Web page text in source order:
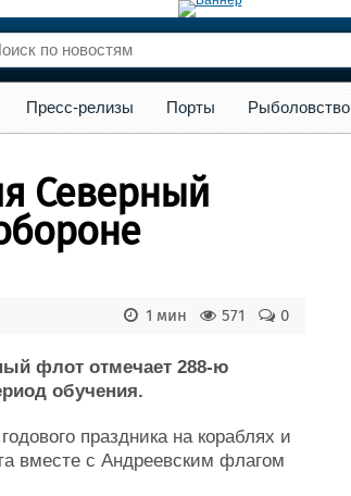
Флот
Форум
Отзывы
Все службы
Пресс-релизы Порты Рыболовство
Северный
0
571
1 мин
флот отмечает 288-ю
обучения.
праздника на кораблях и
вместе с Андреевским флагом